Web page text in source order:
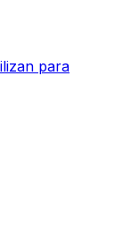
para